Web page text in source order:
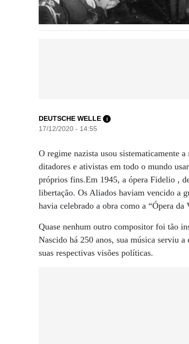
DEUTSCHE WELLE i
17/12/2020 - 14:55
O regime nazista usou sistematicamente
ditadores e ativistas em todo o mundo
próprios fins.Em 1945, a ópera Fidelio ,
libertação. Os Aliados haviam vencido a
havia celebrado a obra como a “Ópera
Quase nenhum outro compositor foi tão
Nascido há 250 anos, sua música serviu
suas respectivas visões políticas.